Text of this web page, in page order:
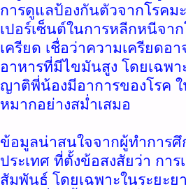
การดูแลป้องกันตัวจากโรคม
เปอร์เซ็นต์ในการหลีกหนีจา
เครียด เชื่อว่าความเครียดอ
อาหารที่มีไขมันสูง โดยเฉพ
ญาติพี่น้องมีอาการของโรค
หมากอย่างสม่ำเสมอ
ข้อมูลน่าสนใจจากผู้ทำการศึ
ประเทศ ที่ตั้งข้อสงสัยว่า กา
สัมพันธ์ โดยเฉพาะในระยะ